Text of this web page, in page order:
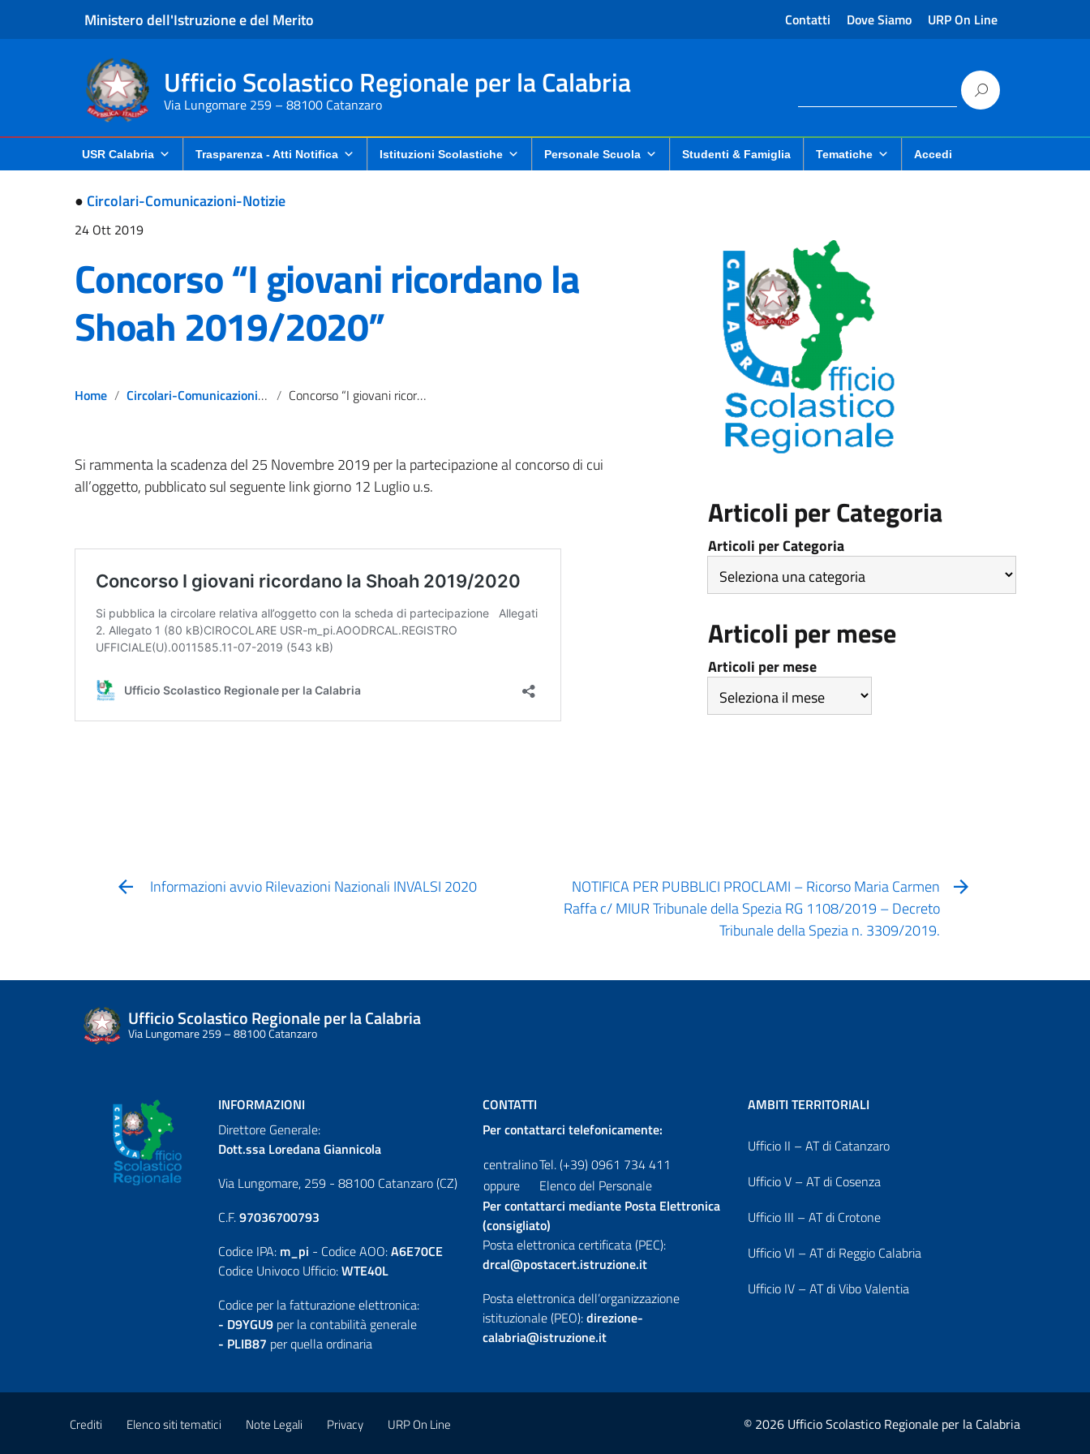
Ministero dell'Istruzione e del Merito Contatti Dove Siamo URP On Line
Ufficio Scolastico Regionale per la Calabria
Via Lungomare 259 – 88100 Catanzaro
USR Calabria Trasparenza - Atti Notifica Istituzioni Scolastiche Personale Scuola Studenti & Famiglia Tematiche Accedi
● Circolari-Comunicazioni-Notizie
24 Ott 2019
Concorso “I giovani ricordano la
Shoah 2019/2020”
Home Circolari-Comunicazioni-Notizie Concorso “I giovani ricordano la Shoah 2019/2020”
Si rammenta la scadenza del 25 Novembre 2019 per la partecipazione al concorso di cui
all’oggetto, pubblicato sul seguente link giorno 12 Luglio u.s.
Articoli per Categoria
Articoli per Categoria
Articoli per mese
Articoli per mese
Informazioni avvio Rilevazioni Nazionali INVALSI 2020
NOTIFICA PER PUBBLICI PROCLAMI – Ricorso Maria Carmen
Raffa c/ MIUR Tribunale della Spezia RG 1108/2019 – Decreto
Tribunale della Spezia n. 3309/2019.
Ufficio Scolastico Regionale per la Calabria
Via Lungomare 259 – 88100 Catanzaro
INFORMAZIONI
Direttore Generale:
Dott.ssa Loredana Giannicola
Via Lungomare, 259 - 88100 Catanzaro (CZ)
C.F.97036700793
Codice IPA: m_pi - Codice AOO:A6E70CE
Codice Univoco Ufficio:WTE40L
Codice per la fatturazione elettronica:
- D9YGU9per la contabilità generale
- PLIB87 per quella ordinaria
CONTATTI
Per contattarci telefonicamente:
centralinoTel. (+39) 0961 734 411
oppure
Elenco del Personale
Per contattarci mediante Posta Elettronica
(consigliato)
Posta elettronica certificata (PEC):
drcal@postacert.istruzione.it
Posta elettronica dell’organizzazione
istituzionale (PEO):direzione-
calabria@istruzione.it
AMBITI TERRITORIALI
Ufficio II – AT di Catanzaro
Ufficio V – AT di Cosenza
Ufficio III – AT di Crotone
Ufficio VI – AT di Reggio Calabria
Ufficio IV – AT di Vibo Valentia
Crediti Elenco siti tematici Note Legali Privacy URP On Line © 2026 Ufficio Scolastico Regionale per la Calabria